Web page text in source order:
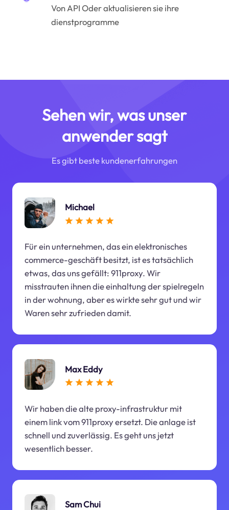
Von API Oder aktualisieren sie ihre
dienstprogramme
Sehen wir, was unser
anwender sagt
Es gibt beste kundenerfahrungen
Michael
Für ein unternehmen, das ein elektronisches
commerce-geschäft besitzt, ist es tatsächlich
etwas, das uns gefällt: 911proxy. Wir
misstrauten ihnen die einhaltung der spielregeln
in der wohnung, aber es wirkte sehr gut und wir
Waren sehr zufrieden damit.
Max Eddy
Wir haben die alte proxy-infrastruktur mit
einem link vom 911proxy ersetzt. Die anlage ist
schnell und zuverlässig. Es geht uns jetzt
wesentlich besser.
Sam Chui